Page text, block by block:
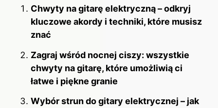
Chwyty na gitarę elektryczną – odkryj
kluczowe akordy i techniki, które musisz
znać
Zagraj wśród nocnej ciszy: wszystkie
chwyty na gitarę, które umożliwią ci
łatwe i piękne granie
Wybór strun do gitary elektrycznej – jak